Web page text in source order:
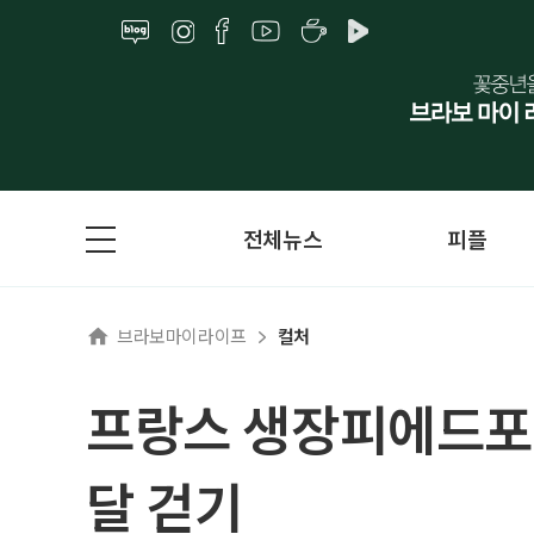
전체뉴스 피플
브라보마이라이프 컬처
프랑스 생장피에드
달 걷기